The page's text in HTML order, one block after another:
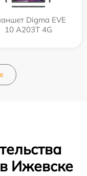
Digma EVE
10 A203T 4G
Ижевске